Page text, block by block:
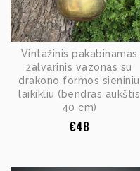
Vintažinis pakabinamas
žalvarinis vazonas su
drakono formos sieniniu
laikikliu (bendras aukštis
40 cm)
€48